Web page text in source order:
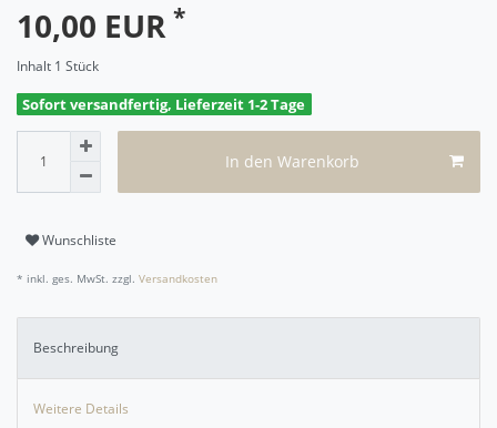
10,00 EUR *
Inhalt 1 Stück
Sofort versandfertig, Lieferzeit 1-2 Tage
In den Warenkorb
Wunschliste
* inkl. ges. MwSt. zzgl. Versandkosten
Beschreibung
Weitere Details